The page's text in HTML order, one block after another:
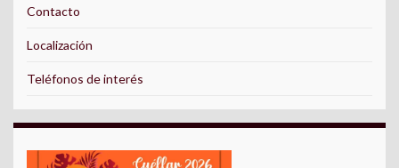
Contacto
Localización
Teléfonos de interés